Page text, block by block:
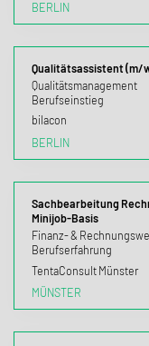
BERLIN
Qualitätsassistent (m/
Qualitätsmanagement
Berufseinstieg
bilacon
BERLIN
Sachbearbeitung
Minijob-Basis
Finanz- &
Berufserfahrung
TentaConsult Münster
MÜNSTER